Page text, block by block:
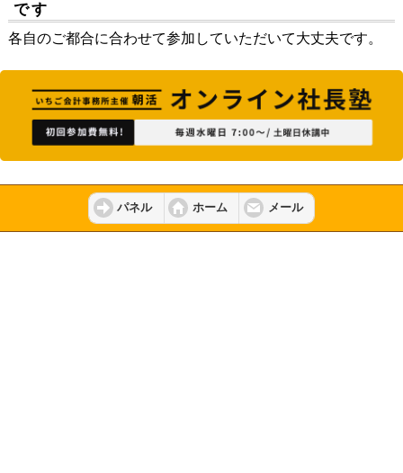
です
各自のご都合に合わせて参加していただいて大丈夫です。
パネル ホーム メール